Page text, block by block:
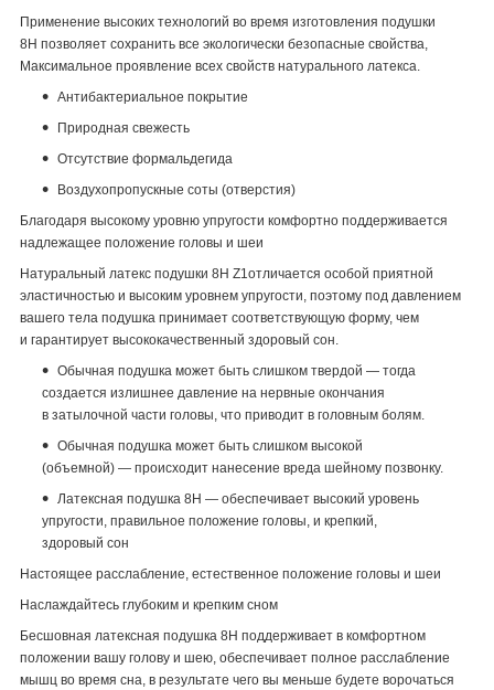
Применение высоких технологий во время изготовления подушки
8Н позволяет сохранить все экологически безопасные свойства,
Максимальное проявление всех свойств натурального латекса.
Антибактериальное покрытие
Природная свежесть
Отсутствие формальдегида
Воздухопропускные соты (отверстия)
Благодаря высокому уровню упругости комфортно поддерживается
надлежащее положение головы и шеи
Натуральный латекс подушки 8Н Z1отличается особой приятной
эластичностью и высоким уровнем упругости, поэтому под давлением
вашего тела подушка принимает соответствующую форму, чем
и гарантирует высококачественный здоровый сон.
Обычная подушка может быть слишком твердой — тогда
создается излишнее давление на нервные окончания
в затылочной части головы, что приводит в головным болям.
Обычная подушка может быть слишком высокой
(объемной) — происходит нанесение вреда шейному позвонку.
Латексная подушка 8Н — обеспечивает высокий уровень
упругости, правильное положение головы, и крепкий,
здоровый сон
Настоящее расслабление, естественное положение головы и шеи
Наслаждайтесь глубоким и крепким сном
Бесшовная латексная подушка 8Н поддерживает в комфортном
положении вашу голову и шею, обеспечивает полное расслабление
мышц во время сна, в результате чего вы меньше будете ворочаться